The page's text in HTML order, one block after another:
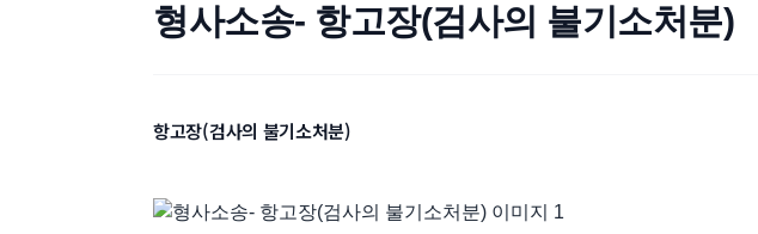
형사소송- 항고장(검사의 불기소처분)
항고장(검사의 불기소처분)